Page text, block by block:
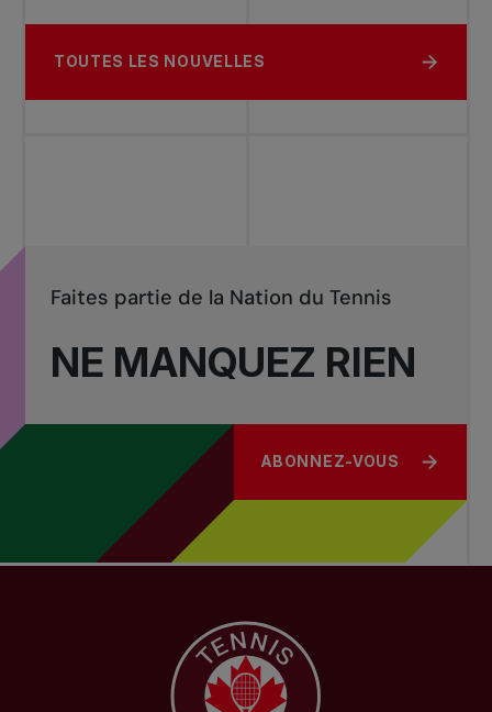
TOUTES LES NOUVELLES
NE MANQUEZ RIEN
Faites partie de la Nation du Tennis
ABONNEZ-VOUS